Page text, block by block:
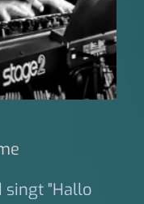
singt "Hallo